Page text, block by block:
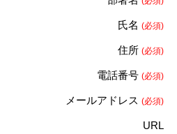
氏名 (必須)
住所 (必須)
電話番号 (必須)
メールアドレス (必須)
URL